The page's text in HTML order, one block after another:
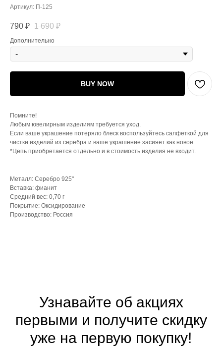
Артикул: П-125
790 ₽ 1 690 ₽
Дополнительно
BUY NOW
Помните!
Любым ювелирным изделиям требуется уход.
Если ваше украшение потеряло блеск воспользуйтесь салфеткой для
чистки изделий из серебра и ваше украшение засияет как новое.
*Цепь приобретается отдельно и в стоимость изделия не входит.
Металл: Серебро 925°
Вставка: фианит
Средний вес: 0,70 г
Покрытие: Оксидирование
Производство: Россия
Узнавайте об акциях
первыми и получите скидку
уже на первую покупку!